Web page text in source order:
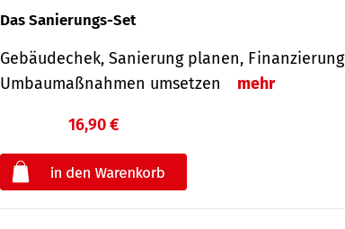
Das Sanierungs-Set
Gebäudechek, Sanierung planen,
Umbaumaßnahmen umsetzen
mehr
16,90 €